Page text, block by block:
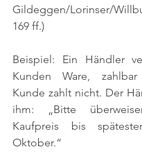
Gildeggen/Lorinser/
169 ff.)
Beispiel: Ein Händler
Kunden Ware,
Kunde zahlt nicht. Der
ihm: „Bitte
Kaufpreis bis
Oktober.“